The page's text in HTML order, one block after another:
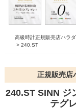
高級時計正規販売店ハラ
> 240.ST
正規販売店
240.ST SINN ジ
テグ